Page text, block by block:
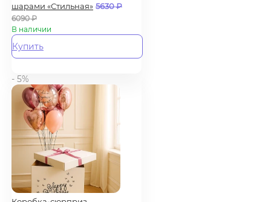
шарами «Стильная» 5630₽
6090₽
В наличии
Купить
- 5%